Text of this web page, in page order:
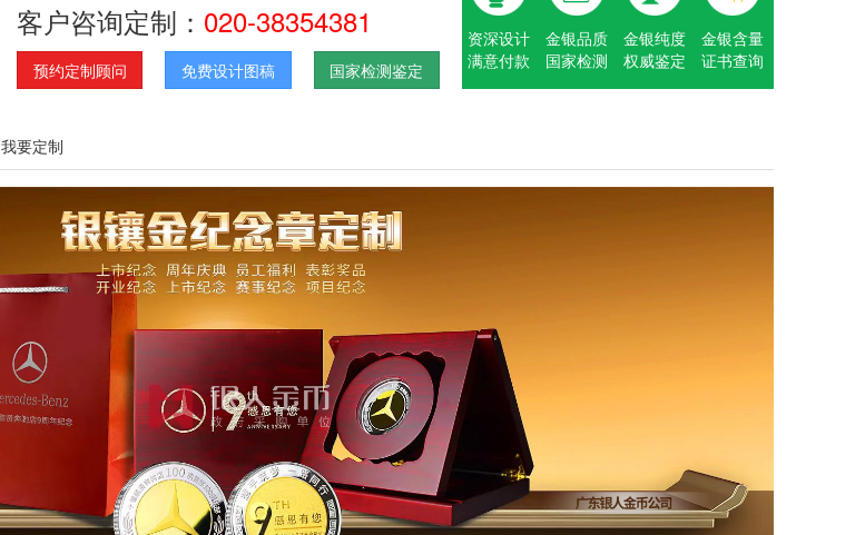
客户咨询定制： 020-38354381
预约定制顾问 免费设计图稿 国家检测鉴定
资深设计
满意付款
金银品质
国家检测
金银纯度
权威鉴定
金银含量
证书查询
我要定制